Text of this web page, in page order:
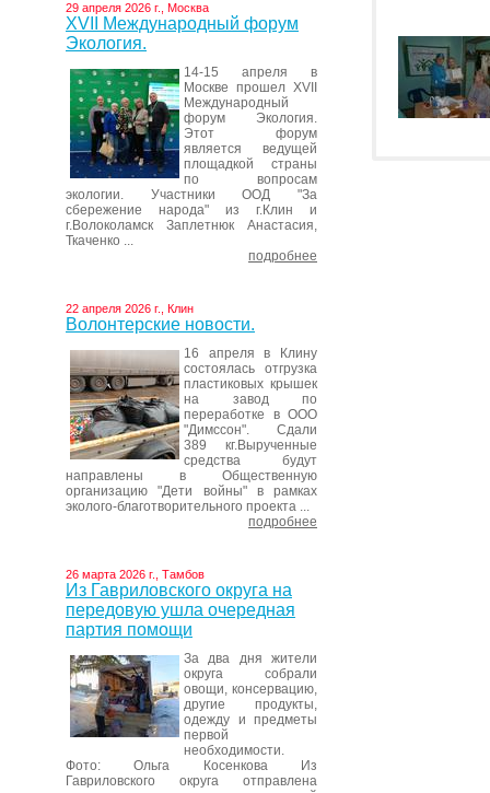
29 апреля 2026 г., Москва
XVII Международный форум
Экология.
14-15 апреля в
Москве прошел XVII
Международный
форум Экология.
Этот форум
является ведущей
площадкой страны
по вопросам
экологии. Участники ООД "За
сбережение народа" из г.Клин и
г.Волоколамск Заплетнюк Анастасия,
Ткаченко ...
подробнее
22 апреля 2026 г., Клин
Волонтерские новости.
16 апреля в Клину
состоялась отгрузка
пластиковых крышек
на завод по
переработке в ООО
"Димссон". Сдали
389 кг.Вырученные
средства будут
направлены в Общественную
организацию "Дети войны" в рамках
эколого-благотворительного проекта ...
подробнее
26 марта 2026 г., Тамбов
Из Гавриловского округа на
передовую ушла очередная
партия помощи
За два дня жители
округа собрали
овощи, консервацию,
другие продукты,
одежду и предметы
первой
необходимости.
Фото: Ольга Косенкова Из
Гавриловского округа отправлена